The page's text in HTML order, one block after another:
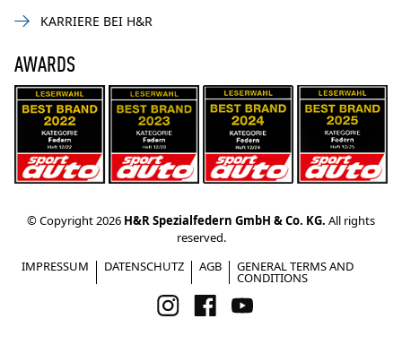
KARRIERE BEI H&R
AWARDS
© Copyright 2026 H&R Spezialfedern GmbH & Co. KG. All rights
reserved.
IMPRESSUM
DATENSCHUTZ AGB GENERAL TERMS AND
CONDITIONS